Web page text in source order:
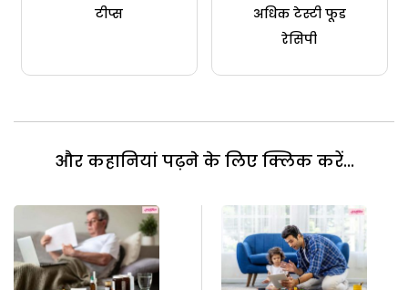
टीप्स
अधिक टेस्टी फूड
रेसिपी
और कहानियां पढ़ने के लिए क्लिक करें...